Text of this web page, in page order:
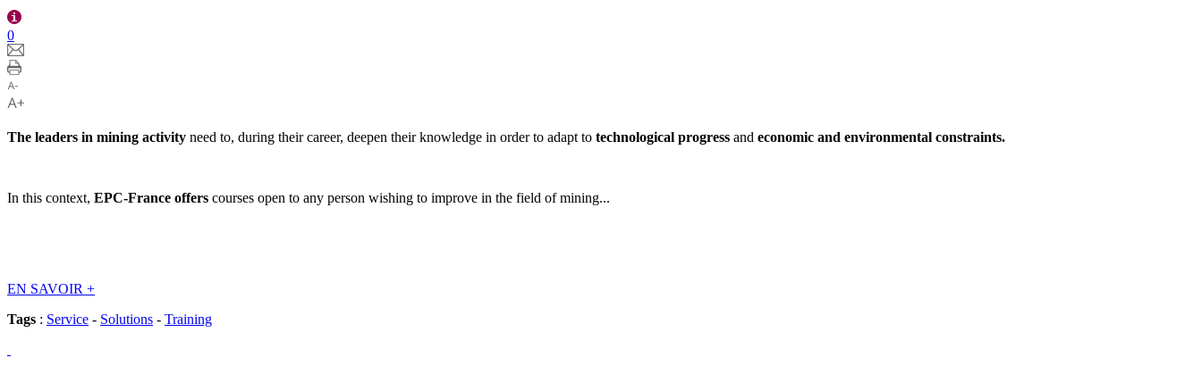
0
The leaders in mining activity need to, during their career, deepen their knowledge in order to adapt to technological progress and economic and environmental constraints.
In this context, EPC-France offers courses open to any person wishing to improve in the field of mining...
EN SAVOIR +
Tags : Service - Solutions - Training